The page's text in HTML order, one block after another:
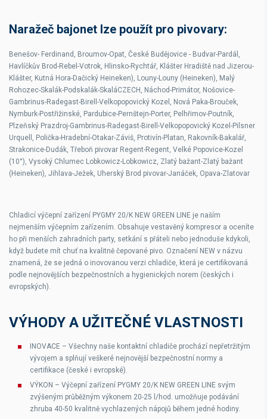
Naražeč bajonet lze použít pro pivovary:
Benešov- Ferdinand, Broumov-Opat, České Budějovice - Budvar-Pardál,
Havlíčkův Brod-Rebel-Votrok, Hlinsko-Rychtář, Klášter Hradiště nad Jizerou-
Klášter, Kutná Hora-Dačický Heineken), Louny-Louny (Heineken), Malý
Rohozec-Skalák-Podskalák-SkaláCZECH, Náchod-Primátor, Nošovice-
Gambrinus-Radegast-Birell-Velkopopovický Kozel, Nová Paka-Brouček,
Nymburk-Postřižinské, Pardubice-Pernštejn-Porter, Pelhřimov-Poutník,
Plzeňský Prazdroj-Gambrinus-Radegast-Birell-Velkopopovický Kozel-Pilsner
Urquell, Polička-Hradební-Otakar-Záviš, Protivín-Platan, Rakovník-Bakalář,
Strakonice-Dudák, Třeboň pivovar Regent-Regent, Velké Popovice-Kozel
(10°), Vysoký Chlumec Lobkowicz-Lobkowicz, Zlatý bažant-Zlatý bažant
(Heineken), Jihlava-Ježek, Uherský Brod pivovar-Janáček, Opava-Zlatovar
Chladicí výčepní zařízení PYGMY 20/K NEW GREEN LINE je naším
nejmenším výčepním zařízením. Obsahuje vestavěný kompresor a oceníte
ho při menších zahradních party, setkání s přáteli nebo jednoduše kdykoli,
když budete mít chuť na kvalitně čepované pivo. Označení NEW v názvu
znamená, že se jedná o inovovanou verzi chladiče, která je certifikovaná
podle nejnovějších bezpečnostních a hygienických norem (českých i
evropských).
VÝHODY A UŽITEČNÉ VLASTNOSTI
INOVACE – Všechny naše kontaktní chladiče prochází nepřetržitým
vývojem a splňují veškeré nejnovější bezpečnostní normy a
certifikace (české i evropské).
VÝKON – Výčepní zařízení PYGMY 20/K NEW GREEN LINE svým
zvýšeným průběžným výkonem 20-25 l/hod. umožňuje podávání
zhruba 40-50 kvalitně vychlazených nápojů během jedné hodiny.